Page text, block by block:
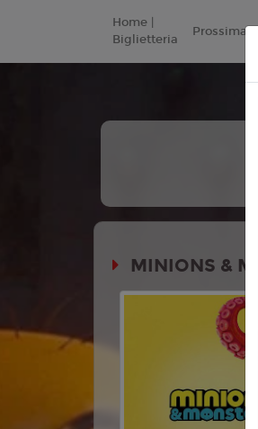
Home |
Biglietteria
MINIONS &